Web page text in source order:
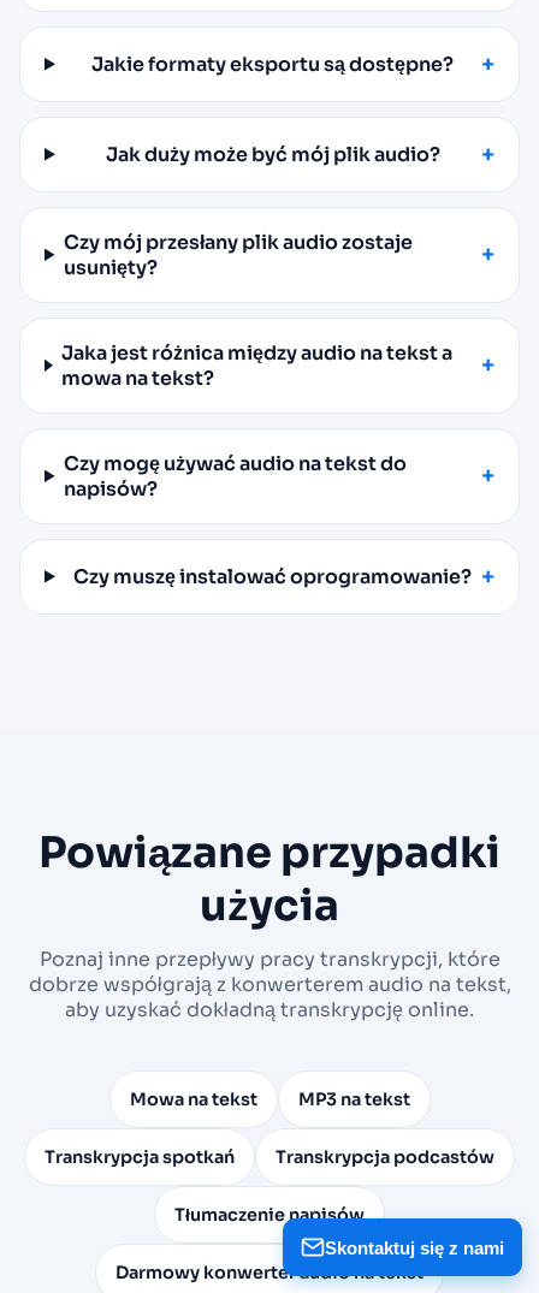
Jakie formaty eksportu są dostępne?
Jak duży może być mój plik audio?
Czy mój przesłany plik audio zostaje
usunięty?
Jaka jest różnica między audio na tekst a
mowa na tekst?
Czy mogę używać audio na tekst do
napisów?
Czy muszę instalować oprogramowanie?
Powiązane przypadki
użycia
Poznaj inne przepływy pracy transkrypcji, które
dobrze współgrają z konwerterem audio na tekst,
aby uzyskać dokładną transkrypcję online.
Mowa na tekst MP3 na tekst
Transkrypcja spotkań Transkrypcja podcastów
Tłumaczenie napisów
Darmowy konwerter audio na tekst
Skontaktuj się z nami